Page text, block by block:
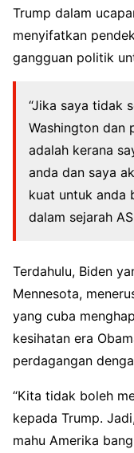
Trump dalam
menyifatkan
gangguan politik
“Jika saya tidak
Washington dan
adalah kerana
anda dan saya
kuat untuk anda
dalam sejarah
Terdahulu, Biden
Mennesota,
yang cuba
kesihatan era
perdagangan
“Kita tidak boleh
kepada Trump.
mahu Amerika